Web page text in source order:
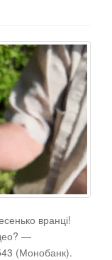
вранці!
—
(Монобанк).